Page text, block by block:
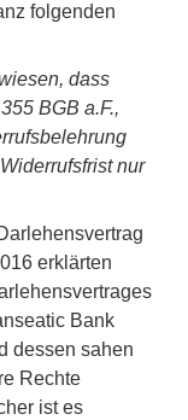
folgenden
dass
BGB a.F.,
nur
erklärten
Bank
dessen sahen
Rechte
ist es